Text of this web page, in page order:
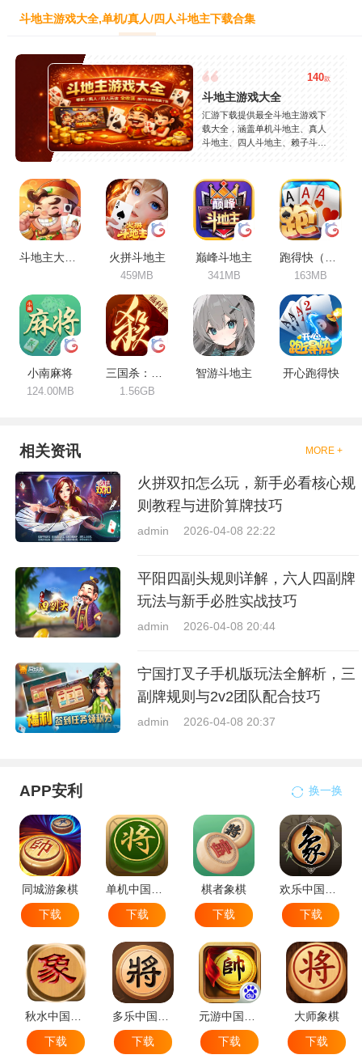
斗地主游戏大全,单机/真人/四人斗地主下载合集
140款
斗地主游戏大全
汇游下载提供最全斗地主游戏下
载大全，涵盖单机斗地主、真人
斗地主、四人斗地主、赖子斗地
游戏，支持安卓苹果免费下载，
安全稳定，持续更新。
斗地主大作战 火拼斗地主
459MB
巅峰斗地主
341MB 163MB
小南麻将
124.00MB
三国杀：一将成名
1.56GB
智游斗地主 开心跑得快
相关资讯 MORE +
火拼双扣怎么玩，新手必看核心规
则教程与进阶算牌技巧
admin 2026-04-08 22:22
平阳四副头规则详解，六人四副牌
玩法与新手必胜实战技巧
admin 2026-04-08 20:44
宁国打叉子手机版玩法全解析，三
副牌规则与2v2团队配合技巧
admin 2026-04-08 20:37
APP安利 换一换
同城游象棋
下载
单机中国象棋
下载
棋者象棋
下载
欢乐中国象棋
下载
秋水中国象棋
下载
多乐中国象棋
下载
元游中国象棋
下载
大师象棋
下载